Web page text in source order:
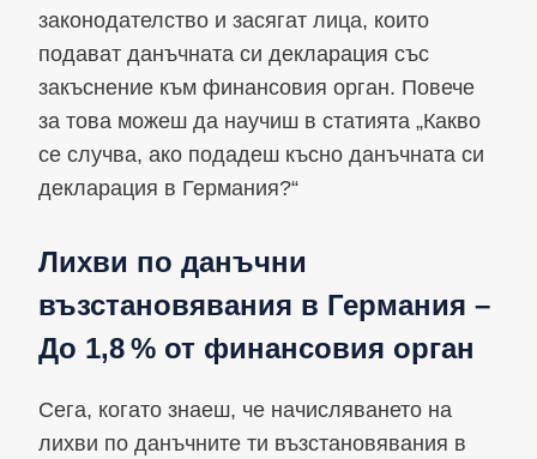
законодателство и засягат лица, които
подават данъчната си декларация със
закъснение към финансовия орган. Повече
за това можеш да научиш в статията „Какво
се случва, ако подадеш късно данъчната си
декларация в Германия?“
Лихви по данъчни
възстановявания в Германия –
До 1,8 % от финансовия орган
Сега, когато знаеш, че начисляването на
лихви по данъчните ти възстановявания в